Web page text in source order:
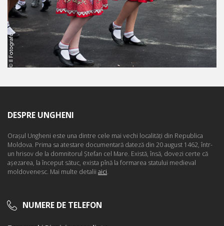
DESPRE UNGHENI
Oraşul Ungheni este una dintre cele mai vechi localităţi din Republica
Moldova. Prima sa atestare documentară dateză din 20 august 1462, într-
un hrisov de la domnitorul Ştefan cel Mare. Există, însă, dovezi certe că
aşezarea, la început sătuc, exista pînă la formarea statului medieval
moldovenesc. Mai multe detalii aici.
NUMERE DE TELEFON